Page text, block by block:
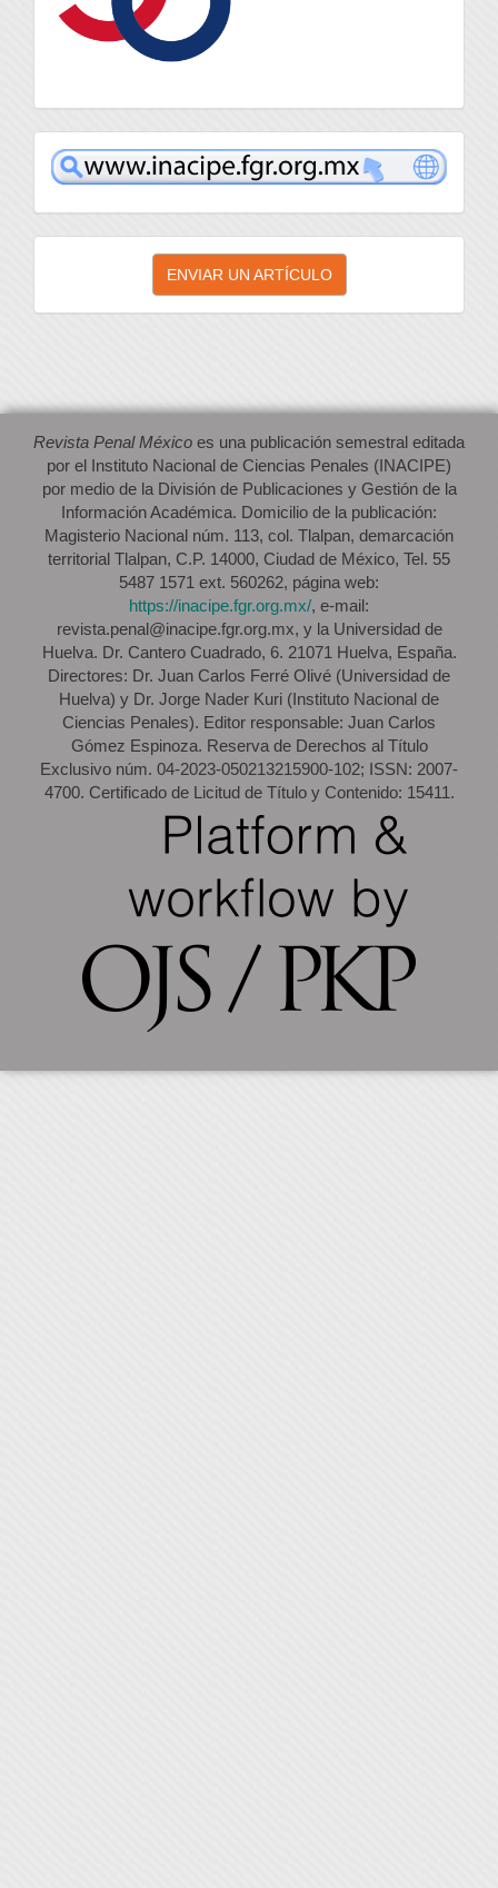
inacipe
Enviar
artículo
ENVIAR UN ARTÍCULO
Revista Penal México es una publicación semestral editada
por el Instituto Nacional de Ciencias Penales (INACIPE)
por medio de la División de Publicaciones y Gestión de la
Información Académica. Domicilio de la publicación:
Magisterio Nacional núm. 113, col. Tlalpan, demarcación
territorial Tlalpan, C.P. 14000, Ciudad de México, Tel. 55
5487 1571 ext. 560262, página web:
https://inacipe.fgr.org.mx/, e-mail:
revista.penal@inacipe.fgr.org.mx, y la Universidad de
Huelva. Dr. Cantero Cuadrado, 6. 21071 Huelva, España.
Directores: Dr. Juan Carlos Ferré Olivé (Universidad de
Huelva) y Dr. Jorge Nader Kuri (Instituto Nacional de
Ciencias Penales). Editor responsable: Juan Carlos
Gómez Espinoza. Reserva de Derechos al Título
Exclusivo núm. 04-2023-050213215900-102; ISSN: 2007-
4700. Certificado de Licitud de Título y Contenido: 15411.